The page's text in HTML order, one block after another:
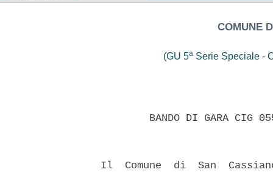
COMUNE
(GU 5a Serie Speciale -
BANDO DI GARA CIG
Il  Comune  di  San